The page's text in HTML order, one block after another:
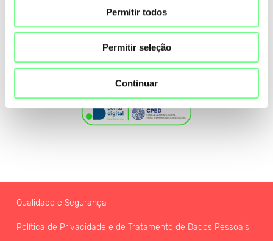
Permitir todos
Permitir seleção
Continuar
Qualidade e Segurança
Política de Privacidade e de Tratamento de Dados Pessoais